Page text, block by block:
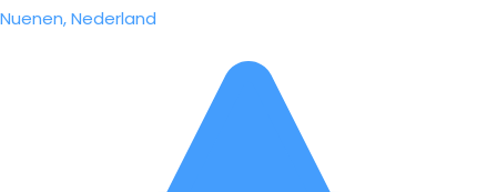
Nuenen, Nederland